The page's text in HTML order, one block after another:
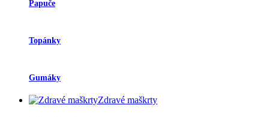
Papuče
Topánky
Gumáky
Zdravé maškrty